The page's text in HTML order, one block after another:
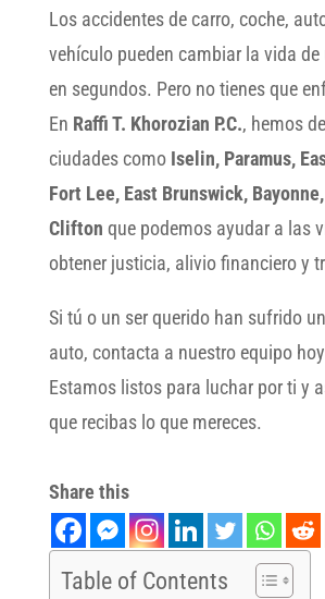
Los accidentes de carro, coche,
vehículo pueden cambiar la vida de
en segundos. Pero no tienes que
En Raffi T. Khorozian P.C., hemos
ciudades como Iselin, Paramus,
Fort Lee, East Brunswick,
Clifton que podemos ayudar a las
obtener justicia, alivio financiero y
Si tú o un ser querido han sufrido
auto, contacta a nuestro equipo
Estamos listos para luchar por ti y
que recibas lo que mereces.
Share this
Table of Contents